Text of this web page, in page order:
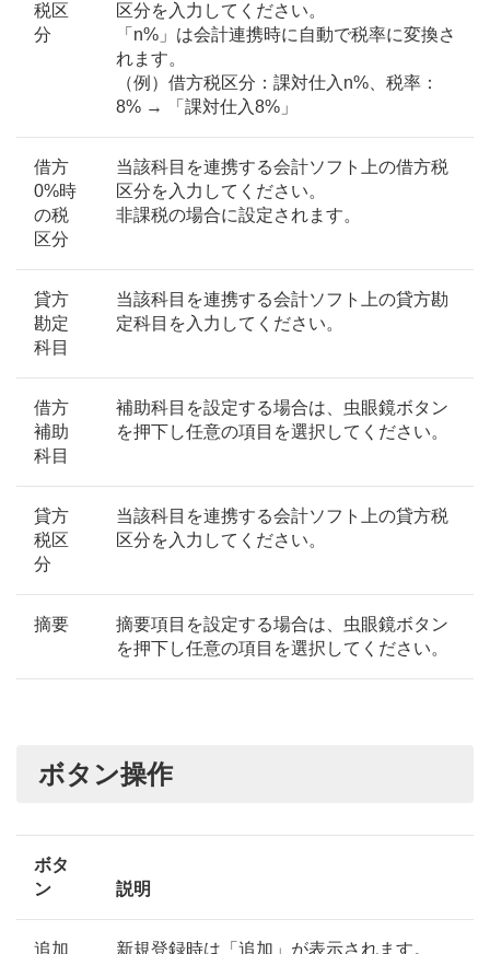
税区
分
区分を入力してください。
「n%」は会計連携時に自動で税率に変換さ
れます。
（例）借方税区分：課対仕入n%、税率：
8% → 「課対仕入8%」
借方
0%時
の税
区分
当該科目を連携する会計ソフト上の借方税
区分を入力してください。
非課税の場合に設定されます。
貸方
勘定
科目
当該科目を連携する会計ソフト上の貸方勘
定科目を入力してください。
借方
補助
科目
補助科目を設定する場合は、虫眼鏡ボタン
を押下し任意の項目を選択してください。
貸方
税区
分
当該科目を連携する会計ソフト上の貸方税
区分を入力してください。
摘要
摘要項目を設定する場合は、虫眼鏡ボタン
を押下し任意の項目を選択してください。
ボタン操作
ボタ
ン
説明
追加 新規登録時は「追加」が表示されます。